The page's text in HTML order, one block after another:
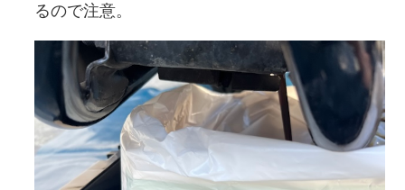
るので注意。